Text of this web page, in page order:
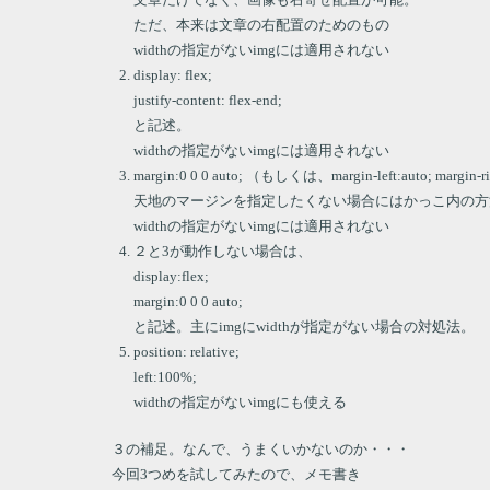
ただ、本来は文章の右配置のためのもの
widthの指定がないimgには適用されない
display: flex;
justify-content: flex-end;
と記述。
widthの指定がないimgには適用されない
margin:0 0 0 auto; （もしくは、margin-left:auto; margin-
天地のマージンを指定したくない場合にはかっこ内の方
widthの指定がないimgには適用されない
２と3が動作しない場合は、
display:flex;
margin:0 0 0 auto;
と記述。主にimgにwidthが指定がない場合の対処法。
position: relative;
left:100%;
widthの指定がないimgにも使える
３の補足。なんで、うまくいかないのか・・・
今回3つめを試してみたので、メモ書き